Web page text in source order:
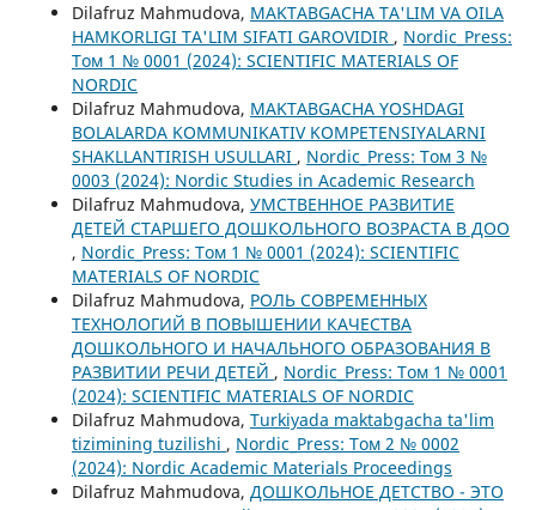
Dilafruz Mahmudova, MAKTABGACHA TA'LIM VA OILA
HAMKORLIGI TA'LIM SIFATI GAROVIDIR , Nordic_Press:
Том 1 № 0001 (2024): SCIENTIFIC MATERIALS OF
NORDIC
Dilafruz Mahmudova, MAKTABGACHA YOSHDAGI
BOLALARDA KOMMUNIKATIV KOMPETENSIYALARNI
SHAKLLANTIRISH USULLARI , Nordic_Press: Том 3 №
0003 (2024): Nordic Studies in Academic Research
Dilafruz Mahmudova, УМСТВЕННОЕ РАЗВИТИЕ
ДЕТЕЙ СТАРШЕГО ДОШКОЛЬНОГО ВОЗРАСТА В ДОО
, Nordic_Press: Том 1 № 0001 (2024): SCIENTIFIC
MATERIALS OF NORDIC
Dilafruz Mahmudova, РОЛЬ СОВРЕМЕННЫХ
ТЕХНОЛОГИЙ В ПОВЫШЕНИИ КАЧЕСТВА
ДОШКОЛЬНОГО И НАЧАЛЬНОГО ОБРАЗОВАНИЯ В
РАЗВИТИИ РЕЧИ ДЕТЕЙ , Nordic_Press: Том 1 № 0001
(2024): SCIENTIFIC MATERIALS OF NORDIC
Dilafruz Mahmudova, Turkiyada maktabgacha ta'lim
tizimining tuzilishi , Nordic_Press: Том 2 № 0002
(2024): Nordic Academic Materials Proceedings
Dilafruz Mahmudova, ДОШКОЛЬНОЕ ДЕТСТВО - ЭТО